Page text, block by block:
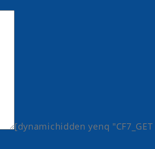
[dynamichidden yenq